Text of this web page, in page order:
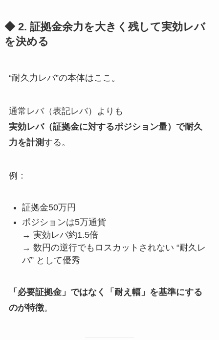
◆ 2. 証拠金余力を大きく残して実効レバ
を決める
“耐久力レバ”の本体はここ。
通常レバ（表記レバ）よりも
実効レバ（証拠金に対するポジション量）で耐久
力を計測する。
例：
証拠金50万円
ポジションは5万通貨
→ 実効レバ約1.5倍
→ 数円の逆行でもロスカットされない “耐久レ
バ” として優秀
「必要証拠金」ではなく「耐え幅」を基準にする
のが特徴。